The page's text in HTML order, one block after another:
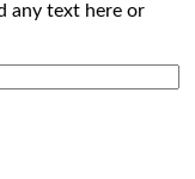
any text here or